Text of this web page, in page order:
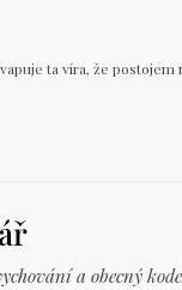
ta víra, že
a obecný